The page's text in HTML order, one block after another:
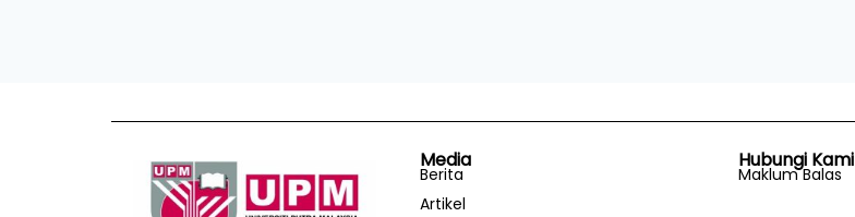
Media
Berita
Artikel
Hubungi Kami
Maklum Balas